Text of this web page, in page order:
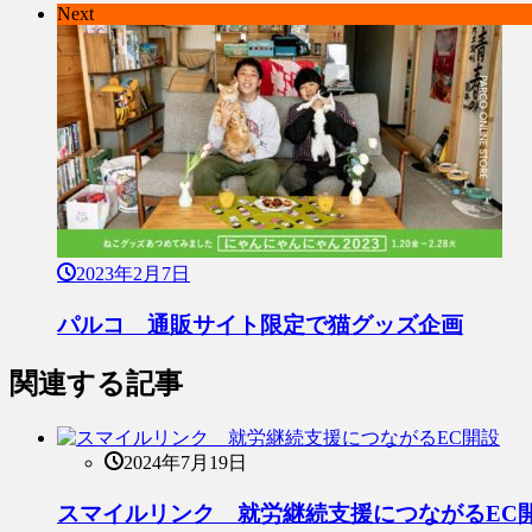
Next
2023年2月7日
パルコ 通販サイト限定で猫グッズ企画
関連する記事
2024年7月19日
スマイルリンク 就労継続支援につながるEC